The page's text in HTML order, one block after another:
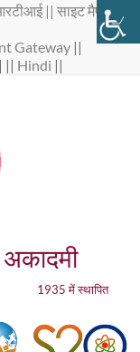
||साइट मैप||
Gateway ||
|| Hindi ||
अकादमी